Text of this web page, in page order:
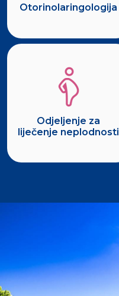
Otorinolaringologija
Odjeljenje za
liječenje neplodnosti